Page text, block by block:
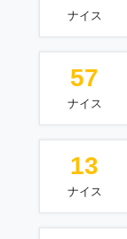
ナイス
57
ナイス
13
ナイス